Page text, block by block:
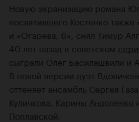
Новую экранизацию романа
посвятившего Костенко также
и «Огарева, 6», снял Тимур
40 лет назад в советском
сыграли Олег Басилашвили и
В новой версии дуэт
оттеняет ансамбль Сергея
Куличкова Карины Андоленко
Поплавской